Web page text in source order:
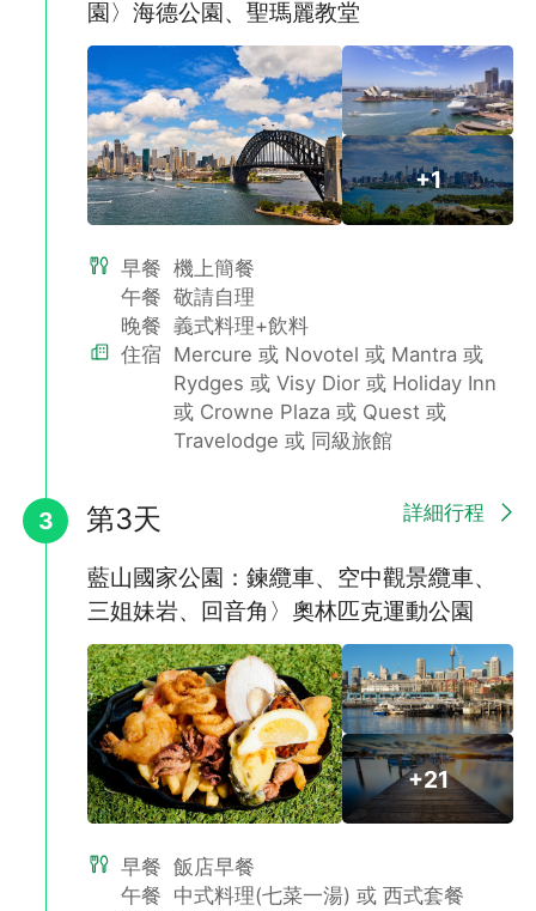
雪梨印象港灣
雪梨歌劇院：偉大的現代建築傑作、舉世聞名的著名地標，特別安
排入內參觀+專人導覽。
雪梨港灣大橋：橫跨雪梨港連接雪梨商業中心區與北岸。這座引人
注目的橋梁與附近的雪梨歌劇院構成了雪梨最知名的景色之一，因
為外形也讓它有了《衣架》的外號。
費瑟戴爾動物園
園內擁有超過280多種、多達2200隻的野生動物，您可欣賞澳洲
國寶級也是澳洲最具代表性的動物～無尾熊，一起做最近距離的拍
照接觸，還有小企鵝、鴯鶓、澳洲野犬丁哥狗和袋熊等澳洲特有動
📦 贈禮將於出發前寄出，請提前提供資料，一起收藏旅程中的幸
福回憶！👰🤵
園〉海德公園、聖瑪麗教堂
+1
早餐 機上簡餐
午餐 敬請自理
晚餐 義式料理+飲料
住宿 Mercure 或 Novotel 或 Mantra 或
Rydges 或 Visy Dior 或 Holiday Inn
或 Crowne Plaza 或 Quest 或
Travelodge 或 同級旅館
3 第3天 詳細行程
藍山國家公園：鍊纜車、空中觀景纜車、
三姐妹岩、回音角〉奧林匹克運動公園
+21
早餐 飯店早餐
午餐 中式料理(七菜一湯) 或 西式套餐